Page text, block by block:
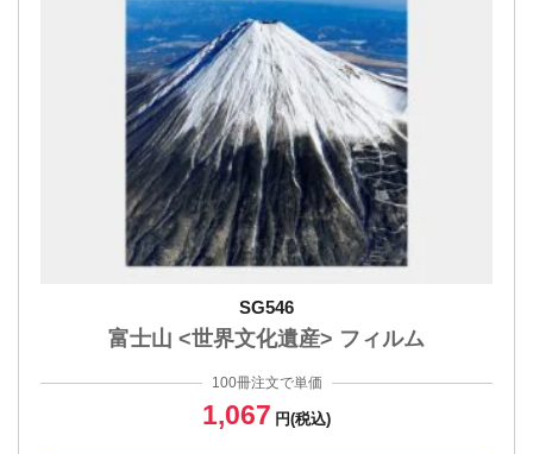
SG546
富士山 <世界文化遺産> フィルム
100冊注文で単価
1,067 円(税込)